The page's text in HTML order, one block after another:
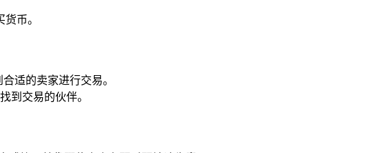
币。
适的卖家进行交易。
到交易的伙伴。